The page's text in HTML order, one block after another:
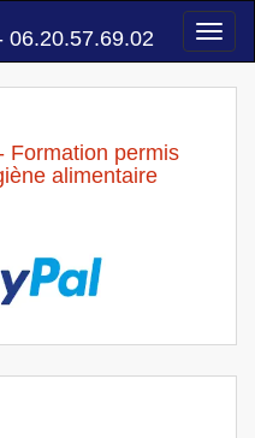
06.20.57.69.02
Formation permis
alimentaire